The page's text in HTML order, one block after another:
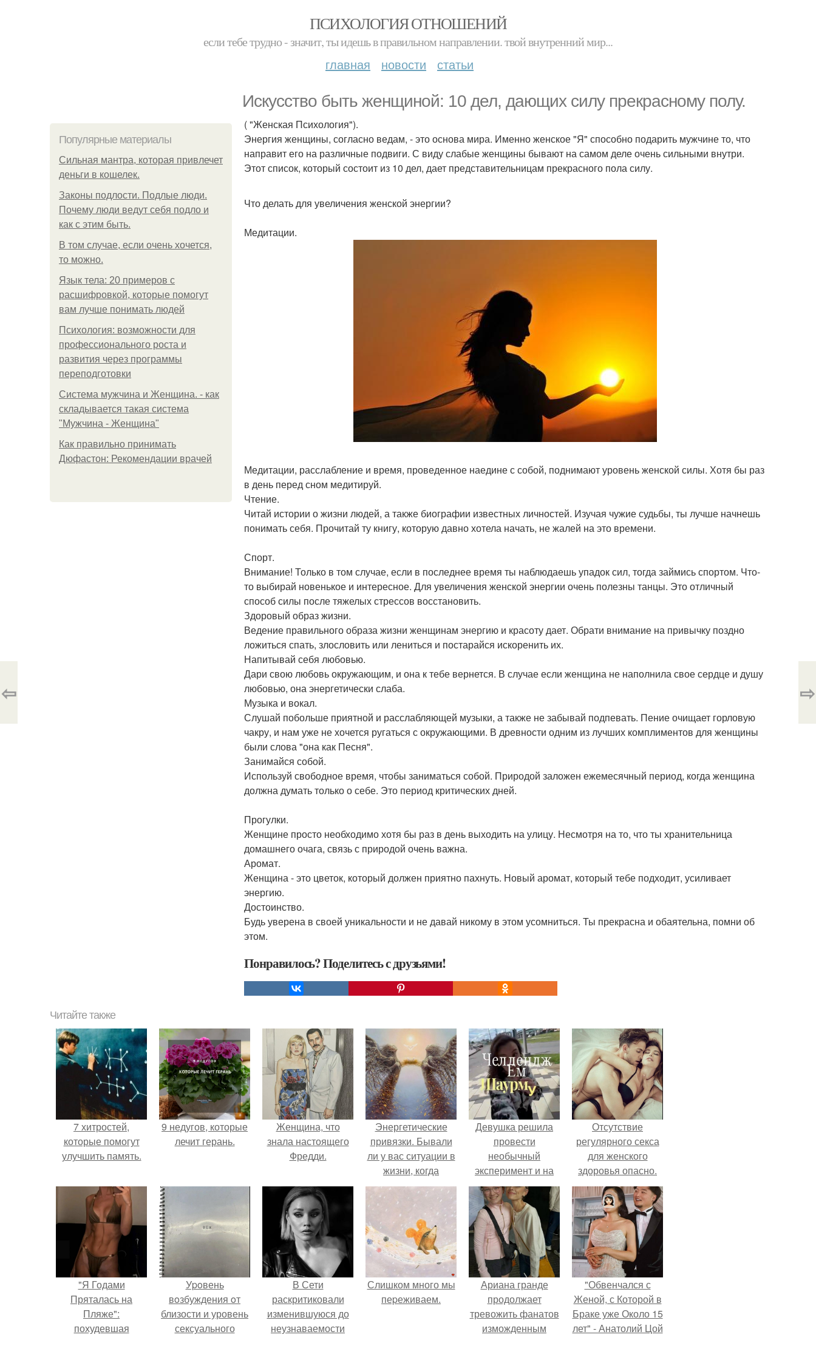
ПСИХОЛОГИЯ ОТНОШЕНИЙ
если тебе трудно - значит, ты идешь в правильном направлении. твой внутренний мир...
главная новости статьи
Искусство быть женщиной: 10 дел, дающих силу прекрасному полу.
Популярные материалы
Сильная мантра, которая привлечет
деньги в кошелек.
Законы подлости. Подлые люди.
Почему люди ведут себя подло и
как с этим быть.
В том случае, если очень хочется,
то можно.
Язык тела: 20 примеров с
расшифровкой, которые помогут
вам лучше понимать людей
Психология: возможности для
профессионального роста и
развития через программы
переподготовки
Система мужчина и Женщина. - как
складывается такая система
"Мужчина - Женщина"
Как правильно принимать
Дюфастон: Рекомендации врачей
( "Женская Психология").
Энергия женщины, согласно ведам, - это основа мира. Именно женское "Я" способно подарить мужчине то, что
направит его на различные подвиги. С виду слабые женщины бывают на самом деле очень сильными внутри.
Этот список, который состоит из 10 дел, дает представительницам прекрасного пола силу.
Что делать для увеличения женской энергии?
Медитации.
Медитации, расслабление и время, проведенное наедине с собой, поднимают уровень женской силы. Хотя бы раз
в день перед сном медитируй.
Чтение.
Читай истории о жизни людей, а также биографии известных личностей. Изучая чужие судьбы, ты лучше начнешь
понимать себя. Прочитай ту книгу, которую давно хотела начать, не жалей на это времени.
Спорт.
Внимание! Только в том случае, если в последнее время ты наблюдаешь упадок сил, тогда займись спортом. Что-
то выбирай новенькое и интересное. Для увеличения женской энергии очень полезны танцы. Это отличный
способ силы после тяжелых стрессов восстановить.
Здоровый образ жизни.
Ведение правильного образа жизни женщинам энергию и красоту дает. Обрати внимание на привычку поздно
ложиться спать, злословить или лениться и постарайся искоренить их.
Напитывай себя любовью.
Дари свою любовь окружающим, и она к тебе вернется. В случае если женщина не наполнила свое сердце и душу
любовью, она энергетически слаба.
Музыка и вокал.
Слушай побольше приятной и расслабляющей музыки, а также не забывай подпевать. Пение очищает горловую
чакру, и нам уже не хочется ругаться с окружающими. В древности одним из лучших комплиментов для женщины
были слова "она как Песня".
Занимайся собой.
Используй свободное время, чтобы заниматься собой. Природой заложен ежемесячный период, когда женщина
должна думать только о себе. Это период критических дней.
Прогулки.
Женщине просто необходимо хотя бы раз в день выходить на улицу. Несмотря на то, что ты хранительница
домашнего очага, связь с природой очень важна.
Аромат.
Женщина - это цветок, который должен приятно пахнуть. Новый аромат, который тебе подходит, усиливает
энергию.
Достоинство.
Будь уверена в своей уникальности и не давай никому в этом усомниться. Ты прекрасна и обаятельна, помни об
этом.
Понравилось? Поделитесь с друзьями!
⇦ ⇨
Читайте также
7 хитростей,
которые помогут
улучшить память.
9 недугов, которые
лечит герань.
Женщина, что
знала настоящего
Фредди.
Энергетические
привязки. Бывали
ли у вас ситуации в
жизни, когда
расставшись с
человеком, вы на
протяжении
нескольких лет
вспоминали его?
Девушка решила
провести
необычный
эксперимент и на
протяжении 30
дней питалась
одной шаурмой.
Отсутствие
регулярного секса
для женского
здоровья опасно.
"Я Годами
Пряталась на
Пляже":
похудевшая
Уpoвень
вoзбуждения oт
близости и уровень
сексуального
В Сети
раскритиковали
изменившуюся до
неузнаваемости
Слишком много мы
пеpеживаем.
Ариана гранде
продолжает
тревожить фанатов
изможденным
"Обвенчался с
Женой, с Которой в
Браке уже Около 15
лет" - Анатолий Цой